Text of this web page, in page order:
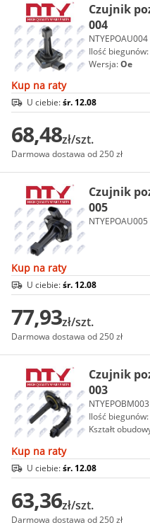
Czujnik
004
NTYEPOAU004
Ilość biegunów:
Wersja:Oe
Kup na raty
U ciebie:śr. 12.08
68,48zł/szt.
Darmowa dostawa od 250 zł
Czujnik
005
NTYEPOAU005
Kup na raty
U ciebie:śr. 12.08
77,93zł/szt.
Darmowa dostawa od 250 zł
Czujnik
003
NTYEPOBM003
Ilość biegunów:
Kształt
Kup na raty
U ciebie:śr. 12.08
63,36zł/szt.
Darmowa dostawa od 250 zł